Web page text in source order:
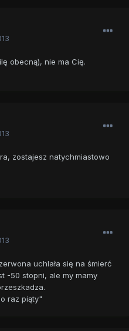
obecną), nie ma Cię.
zostajesz natychmiastowo
uchlała się na śmierć
-50 stopni, ale my mamy
raz piąty"